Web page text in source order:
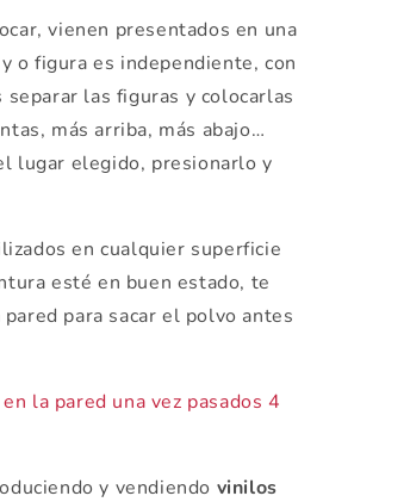
vienen presentados en una
o figura es independiente, con
las figuras y colocarlas
más arriba, más abajo…
lugar elegido, presionarlo y
en cualquier superficie
esté en buen estado, te
para sacar el polvo antes
la pared una vez pasados 4
y vendiendo vinilos